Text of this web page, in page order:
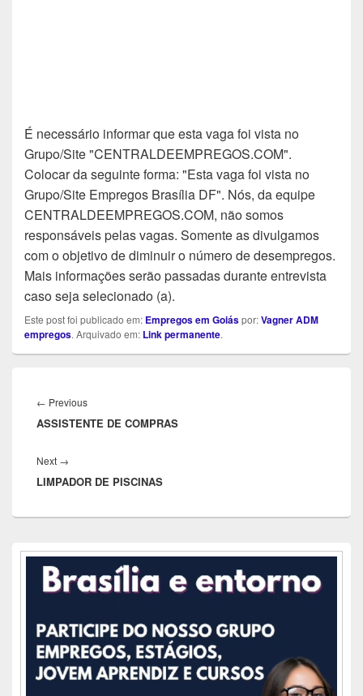
É necessário informar que esta vaga foi vista no
Grupo/Site "CENTRALDEEMPREGOS.COM".
Colocar da seguinte forma: "Esta vaga foi vista no
Grupo/Site Empregos Brasília DF". Nós, da equipe
CENTRALDEEMPREGOS.COM, não somos
responsáveis pelas vagas. Somente as divulgamos
com o objetivo de diminuir o número de desempregos.
Mais informações serão passadas durante entrevista
caso seja selecionado (a).
Este post foi publicado em: Empregos em Goiáspor:Vagner ADM
empregos. Arquivado em: Link permanente.
de
Post
← PreviousPrevious
post:
ASSISTENTE DE COMPRAS
Next →
post:
LIMPADOR DE PISCINAS
Área